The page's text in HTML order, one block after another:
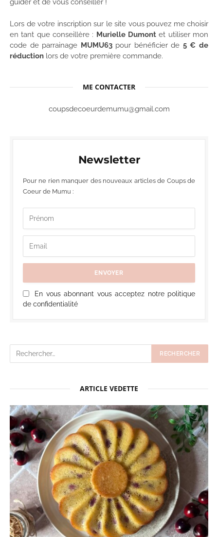
guider et de vous conseiller !
Lors de votre inscription sur le site vous pouvez me choisir
en tant que conseillère : Murielle Dumont et utiliser mon
code de parrainage MUMU63pour bénéficier de 5 € de
réduction lors de votre première commande.
ME CONTACTER
coupsdecoeurdemumu@gmail.com
Newsletter
Pour ne rien manquer des nouveaux articles de Coups de
Coeur de Mumu :
En vous abonnant vous acceptez notre politique
de confidentialité
ARTICLE VEDETTE